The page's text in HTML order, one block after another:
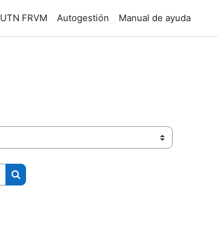
UTN FRVM Autogestión Manual de ayuda
Buscar cursos